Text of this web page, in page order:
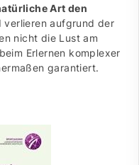
Art den
verlieren aufgrund der
nicht die Lust am
beim Erlernen komplexer
garantiert.